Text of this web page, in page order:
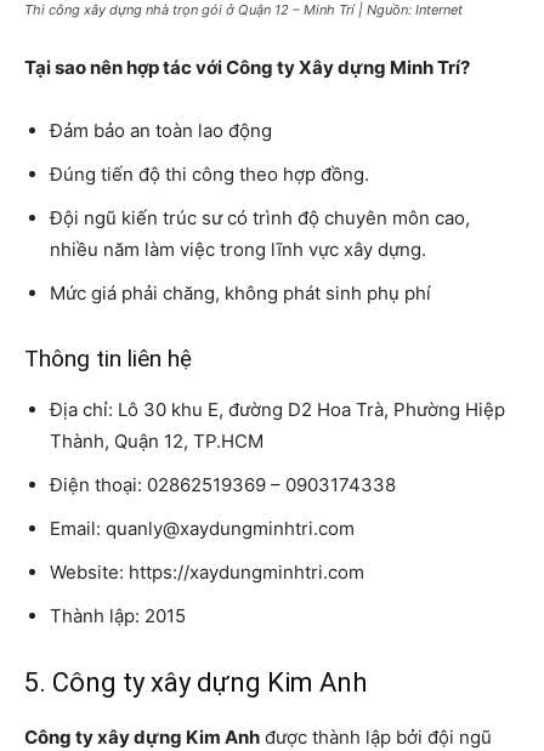
Thi công xây dựng nhà trọn gói ở Quận 12 – Minh Trí | Nguồn: Internet
Tại sao nên hợp tác với Công ty Xây dựng Minh Trí?
Đảm bảo an toàn lao động
Đúng tiến độ thi công theo hợp đồng.
Đội ngũ kiến trúc sư có trình độ chuyên môn cao,
nhiều năm làm việc trong lĩnh vực xây dựng.
Mức giá phải chăng, không phát sinh phụ phí
Thông tin liên hệ
Địa chỉ: Lô 30 khu E, đường D2 Hoa Trà, Phường Hiệp
Thành, Quận 12, TP.HCM
Điện thoại: 02862519369 – 0903174338
Email: quanly@xaydungminhtri.com
Website: https://xaydungminhtri.com
Thành lập: 2015
5. Công ty xây dựng Kim Anh
Công ty xây dựng Kim Anh được thành lập bởi đội ngũ